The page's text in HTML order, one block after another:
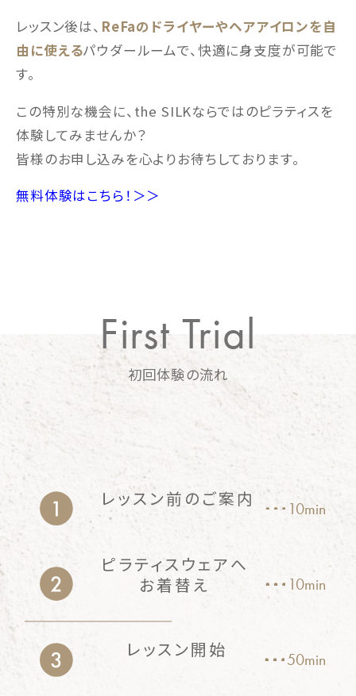
レッスン後は、 ReFaのドライヤーやヘアアイロンを自
由に使えるパウダールームで、快適に身支度が可能で
す。
この特別な機会に、the SILKならではのピラティスを
体験してみませんか？
皆様のお申し込みを心よりお待ちしております。
無料体験はこちら！＞＞
First Trial
初回体験の流れ
レッスン前のご案内 10min
ピラティスウェアへ
お着替え
10min
レッスン開始 50min